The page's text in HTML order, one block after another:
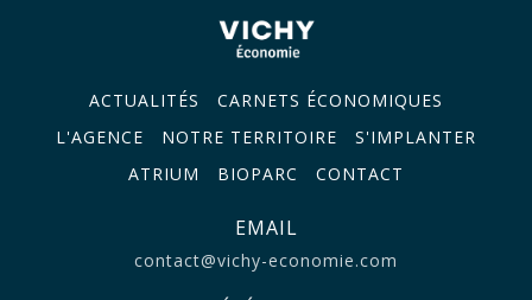
ACTUALITÉS
CARNETS ÉCONOMIQUES
L'AGENCE
NOTRE TERRITOIRE
S'IMPLANTER
ATRIUM
BIOPARC CONTACT
EMAIL
contact@vichy-economie.com